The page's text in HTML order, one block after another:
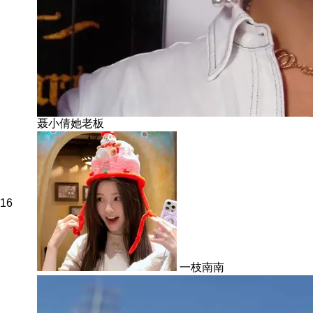
聂小倩她老板
16
一枝南南